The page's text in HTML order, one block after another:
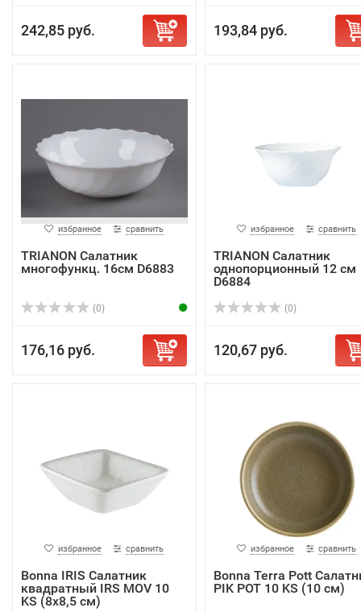
242,85 руб. 193,84 руб.
избранное сравнить
TRIANON Салатник
многофункц. 16см D6883
(0)
176,16 руб.
избранное сравнить
TRIANON Салатник
однопорционный 12 cм
D6884
(0)
120,67 руб.
избранное сравнить
Bonna IRIS Салатник
квадратный IRS MOV 10
KS (8х8,5 см)
избранное сравнить
Bonna Terra Pott
PIK POT 10 KS (10 см)